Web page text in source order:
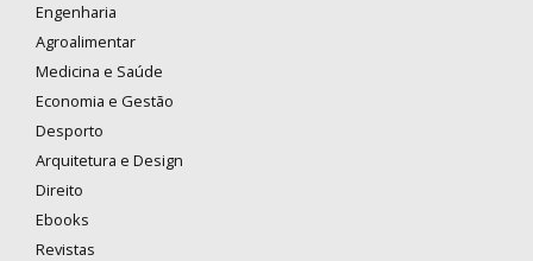
Engenharia
Agroalimentar
Medicina e Saúde
Economia e Gestão
Desporto
Arquitetura e Design
Direito
Ebooks
Revistas